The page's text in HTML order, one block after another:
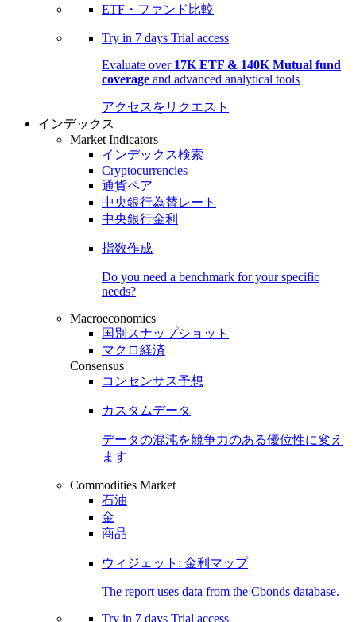
ETF・ファンド比較
Try in 7 days Trial access
Evaluate over 17K ETF & 140K Mutual fund
coverage and advanced analytical tools
アクセスをリクエスト
インデックス
Market Indicators
インデックス検索
Cryptocurrencies
通貨ペア
中央銀行為替レート
中央銀行金利
指数作成
Do you need a benchmark for your specific
needs?
Macroeconomics
国別スナップショット
マクロ経済
Consensus
コンセンサス予想
カスタムデータ
データの混沌を競争力のある優位性に変え
ます
Commodities Market
石油
金
商品
ウィジェット: 金利マップ
The report uses data from the Cbonds database.
Try in 7 days Trial access